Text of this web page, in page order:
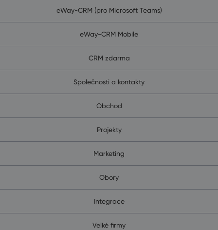
eWay-CRM (pro Microsoft Teams)
eWay-CRM Mobile
CRM zdarma
Společnosti a kontakty
Obchod
Projekty
Marketing
Obory
Integrace
Velké firmy